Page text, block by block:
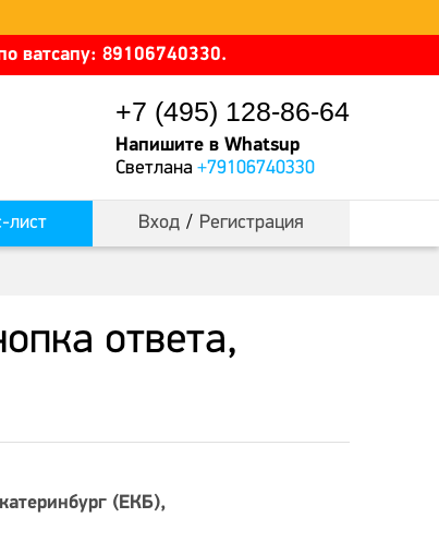
ватсапу: 89106740330.
+7 (495) 128-86-64
Напишите в Whatsup
Светлана +79106740330
лист Вход / Регистрация
ответа,
(ЕКБ)